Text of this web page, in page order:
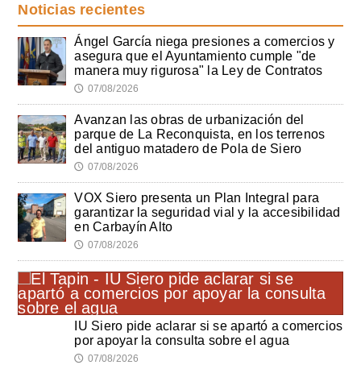
Noticias recientes
Ángel García niega presiones a comercios y
asegura que el Ayuntamiento cumple "de
manera muy rigurosa" la Ley de Contratos
🕔 07/08/2026
Avanzan las obras de urbanización del
parque de La Reconquista, en los terrenos
del antiguo matadero de Pola de Siero
🕔 07/08/2026
VOX Siero presenta un Plan Integral para
garantizar la seguridad vial y la accesibilidad
en Carbayín Alto
🕔 07/08/2026
IU Siero pide aclarar si se apartó a comercios
por apoyar la consulta sobre el agua
🕔 07/08/2026